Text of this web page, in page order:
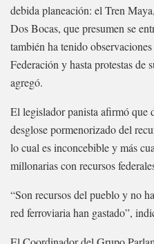
debida planeación: el Tren
Dos Bocas, que presumen se
también ha tenido
Federación y hasta protestas de
agregó.
El legislador panista afirmó que
desglose pormenorizado del
lo cual es inconcebible y más
millonarias con recursos
“Son recursos del pueblo y no
red ferroviaria han gastado”,